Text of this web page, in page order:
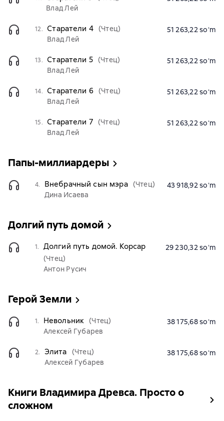
Влад Лей
12. Старатели 4 (Чтец)
Влад Лей
51 263,22 soʻm
13. Старатели 5 (Чтец)
Влад Лей
51 263,22 soʻm
14. Старатели 6 (Чтец)
Влад Лей
51 263,22 soʻm
15. Старатели 7 (Чтец)
Влад Лей
51 263,22 soʻm
Папы-миллиардеры
4. Внебрачный сын мэра (Чтец)
Дина Исаева
43 918,92 soʻm
Долгий путь домой
1. Долгий путь домой. Корсар
(Чтец)
Антон Русич
29 230,32 soʻm
Герой Земли
1. Невольник (Чтец)
Алексей Губарев
38 175,68 soʻm
2. Элита
(Чтец)
Алексей Губарев
38 175,68 soʻm
Книги Владимира Древса. Просто о
сложном